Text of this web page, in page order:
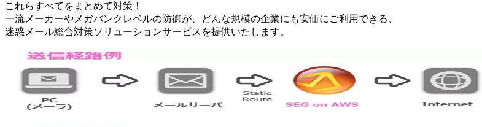
これらすべてをまとめて対策！
一流メーカーやメガバンクレベルの防御が、どんな規模の企業にも安価にご利用できる、
迷惑メール総合対策ソリューションサービスを提供いたします。